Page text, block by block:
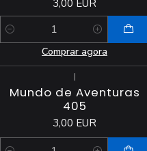
3,00 EUR
Quantidade
Comprar agora
|
Mundo de Aventuras
405
3,00 EUR